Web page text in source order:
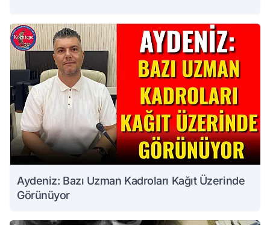
Aydeniz: Bazı Uzman Kadroları Kağıt Üzerinde
Görünüyor